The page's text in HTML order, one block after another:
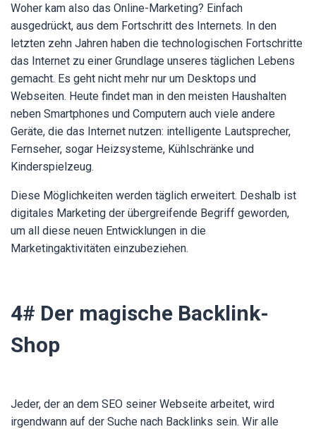
Woher kam also das Online-Marketing? Einfach
ausgedrückt, aus dem Fortschritt des Internets. In den
letzten zehn Jahren haben die technologischen Fortschritte
das Internet zu einer Grundlage unseres täglichen Lebens
gemacht. Es geht nicht mehr nur um Desktops und
Webseiten. Heute findet man in den meisten Haushalten
neben Smartphones und Computern auch viele andere
Geräte, die das Internet nutzen: intelligente Lautsprecher,
Fernseher, sogar Heizsysteme, Kühlschränke und
Kinderspielzeug.
Diese Möglichkeiten werden täglich erweitert. Deshalb ist
digitales Marketing der übergreifende Begriff geworden,
um all diese neuen Entwicklungen in die
Marketingaktivitäten einzubeziehen.
4# Der magische Backlink-
Shop
Jeder, der an dem SEO seiner Webseite arbeitet, wird
irgendwann auf der Suche nach Backlinks sein. Wir alle